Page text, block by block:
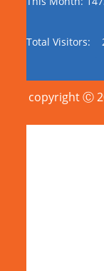
Total Visitors:
copyright Ⓒ